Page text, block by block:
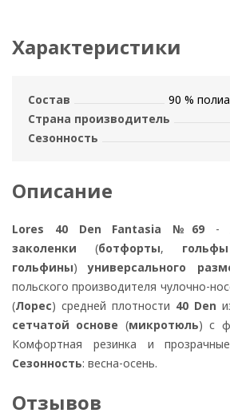
Характеристики
Состав
90 %
Страна производитель
Сезонность
Описание
Lores 40 Den Fantasia №69-
заколенки (ботфорты,
гольфины)универсального
польского производителя чулочно-
(Лорес) средней плотности 40 Den
сетчатой основе (микротюль) с
Комфортная резинка и
Сезонность: весна-осень.
Отзывов